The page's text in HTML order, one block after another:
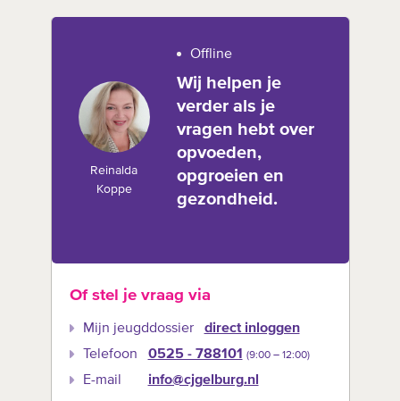
Reinalda
Koppe
Offline
Wij helpen je
verder als je
vragen hebt over
opvoeden,
opgroeien en
gezondheid.
Of stel je vraag via
Mijn jeugddossier
direct inloggen
Telefoon
0525 - 788101 (9:00 –‍ 12:00)
E-mail info@cjgelburg.nl